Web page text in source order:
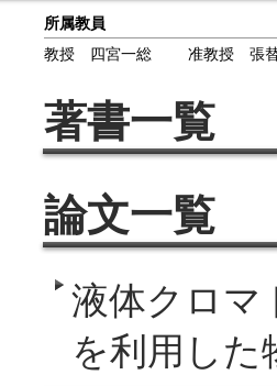
所属教員
教授 四宮一総
准教授 張
著書一覧
論文一覧
液体クロ
を利用した